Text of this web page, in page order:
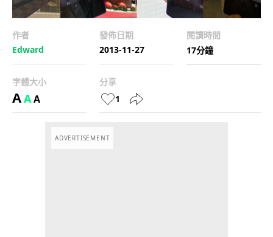
作者
Edward
發佈日期
2013-11-27
閱讀時間
17分鐘
字體大小
AAA
分享
1
ADVERTISEMENT